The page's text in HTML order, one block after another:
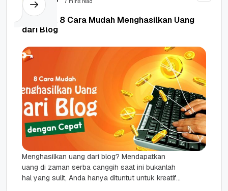
Terbukti, 8 Cara Mudah Menghasilkan Uang
dari Blog
Menghasilkan uang dari blog? Mendapatkan
uang di zaman serba canggih saat ini bukanlah
hal yang sulit, Anda hanya dituntut untuk kreatif